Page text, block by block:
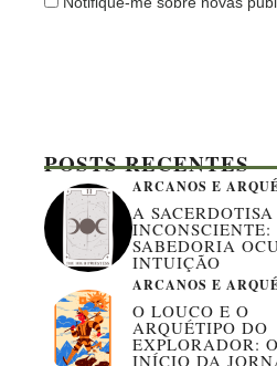
POSTS RECENTES
ARCANOS E
A
INCONSCIENTE:
SABEDORIA
INTUIÇÃO
ARCANOS E
O LOUCO E O
ARQUÉTIPO DO
EXPLORADOR: O
INÍCIO DA